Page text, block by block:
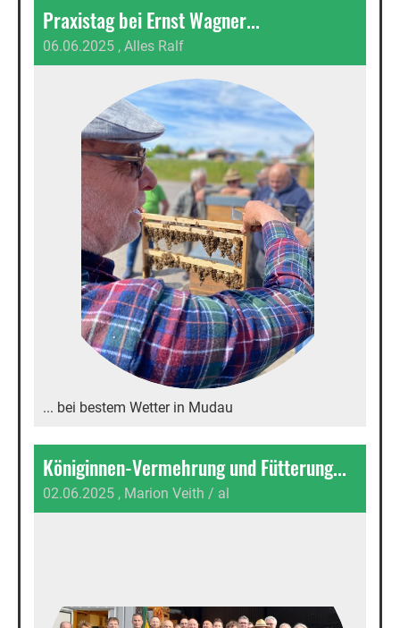
Praxistag bei Ernst Wagner...
06.06.2025 , Alles Ralf
... bei bestem Wetter in Mudau
Königinnen-Vermehrung und Fütterung...
02.06.2025 , Marion Veith / al